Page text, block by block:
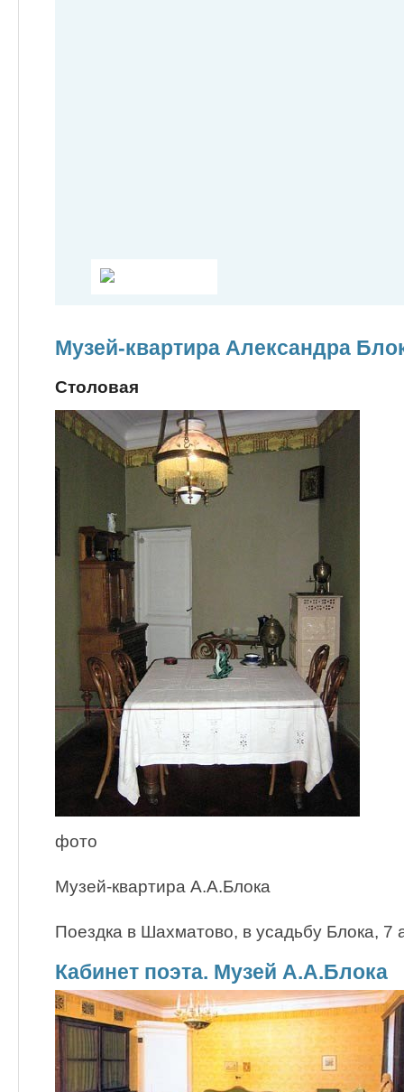
Музей-квартира Александра
Столовая
фото
Музей-квартира А.А.Блока
Поездка в Шахматово, в усадьбу Блока, 7
Кабинет поэта. Музей А.А.Блока